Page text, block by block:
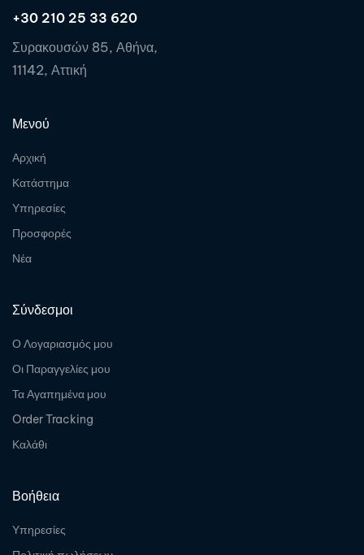
+30 210 25 33 620
Συρακουσών 85, Αθήνα,
11142, Αττική
Μενού
Αρχική
Κατάστημα
Υπηρεσίες
Προσφορές
Νέα
Σύνδεσμοι
Ο Λογαριασμός μου
Οι Παραγγελίες μου
Τα Αγαπημένα μου
Order Tracking
Καλάθι
Βοήθεια
Υπηρεσίες